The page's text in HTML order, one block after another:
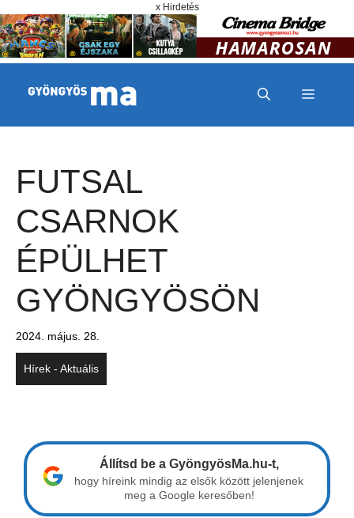
x Hirdetés
MENÜ
FUTSAL
CSARNOK
ÉPÜLHET
GYÖNGYÖSÖN
2024. május. 28.
Hírek - Aktuális
Állítsd be a GyöngyösMa.hu-t,
hogy híreink mindig az elsők között jelenjenek
meg a Google keresőben!